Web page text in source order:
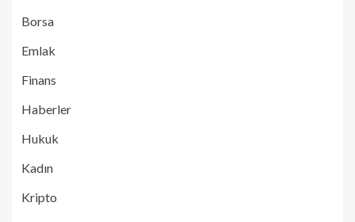
Borsa
Emlak
Finans
Haberler
Hukuk
Kadın
Kripto